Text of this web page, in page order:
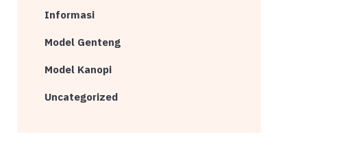
Informasi
Model Genteng
Model Kanopi
Uncategorized